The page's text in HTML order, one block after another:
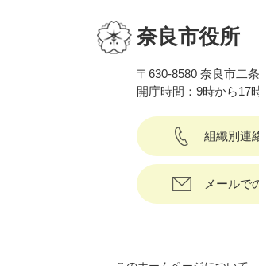
奈良市役所
〒630-8580 奈良市二
開庁時間：9時から17
組織別連
メールで